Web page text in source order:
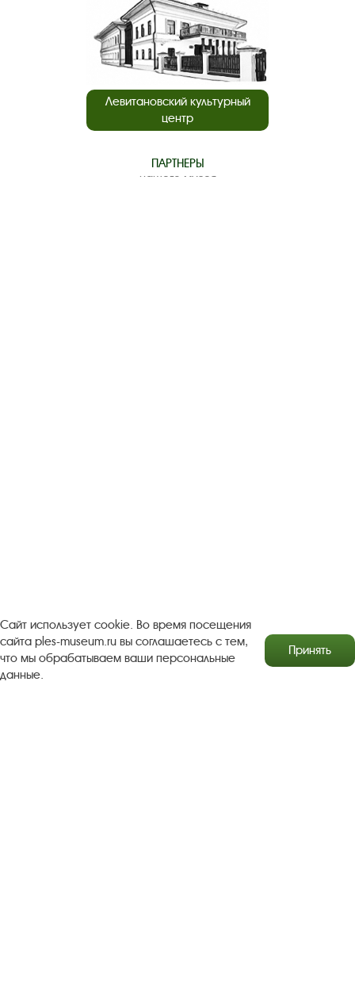
Левитановский культурный
центр
ПАРТНЕРЫ
нашего музея
Антикоррупционная деятельность
Сайт использует cookie. Во время посещения
сайта ples-museum.ru вы соглашаетесь с тем,
что мы обрабатываем ваши персональные
данные.
Принять